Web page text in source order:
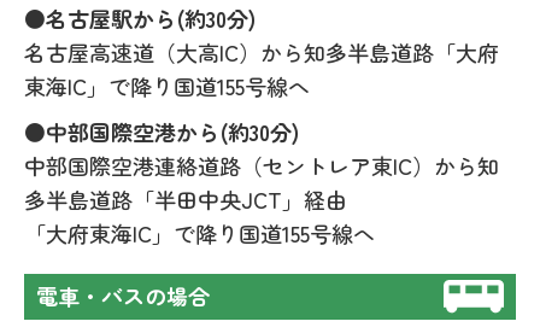
●名古屋駅から(約30分)
名古屋高速道（大高IC）から知多半島道路「大府
東海IC」で降り国道155号線へ
●中部国際空港から(約30分)
中部国際空港連絡道路（セントレア東IC）から知
多半島道路「半田中央JCT」経由
「大府東海IC」で降り国道155号線へ
電車・バスの場合